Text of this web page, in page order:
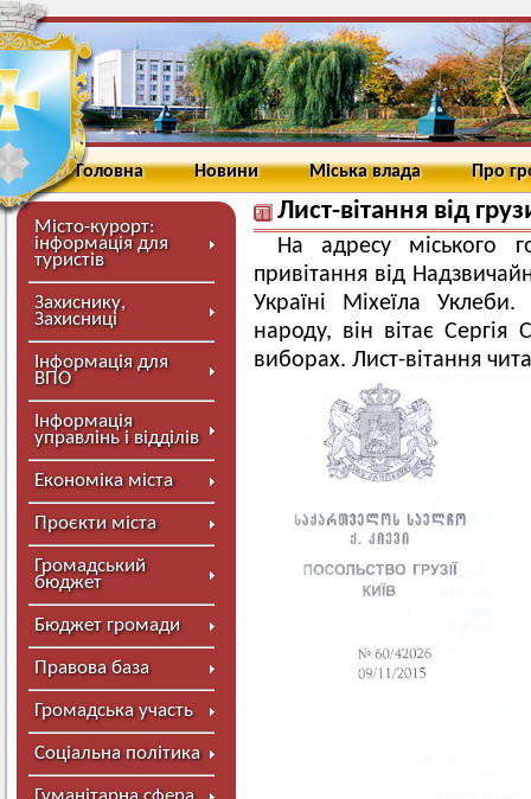
Головна Новини Міська влада Про
Місто-курорт:
інформація для
туристів
Захиснику,
Захисниці
Інформація для
ВПО
Інформація
управлінь і відділів
Економіка міста
Проєкти міста
Громадський
бюджет
Бюджет громади
Правова база
Громадська участь
Соціальна політика
Лист-вітання від
На адресу міського
привітання від
Україні Міхеїла Уклеби.
народу, він вітає
виборах. Лист-вітання